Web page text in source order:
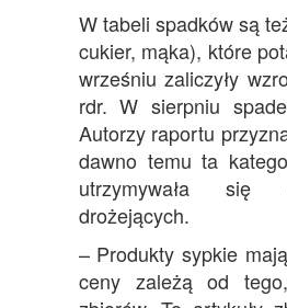
W tabeli spadków są
cukier, mąka), które
wrześniu zaliczyły
rdr. W sierpniu
Autorzy raportu
dawno temu ta
utrzymywała się
drożejących.
– Produkty sypkie
ceny zależą od